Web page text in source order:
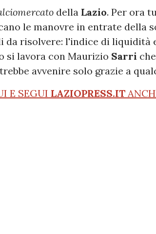
della Lazio. Per ora
le manovre in entrate della
risolvere: l'indice di liquidità
si lavora con Maurizio Sarri
avvenire solo grazie a
E SEGUI LAZIOPRESS.IT